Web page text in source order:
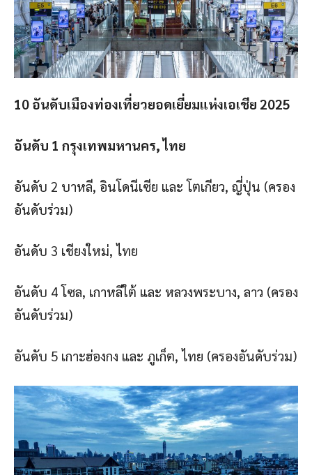
10 อันดับเมืองท่องเที่ยวยอดเยี่ยมแห่งเอเชีย 2025
อันดับ 1 กรุงเทพมหานคร, ไทย
อันดับ 2 บาหลี, อินโดนีเซีย และ โตเกียว, ญี่ปุ่น (ครอง
อันดับร่วม)
อันดับ 3 เชียงใหม่, ไทย
อันดับ 4 โซล, เกาหลีใต้ และ หลวงพระบาง, ลาว (ครอง
อันดับร่วม)
อันดับ 5 เกาะฮ่องกง และ ภูเก็ต, ไทย (ครองอันดับร่วม)